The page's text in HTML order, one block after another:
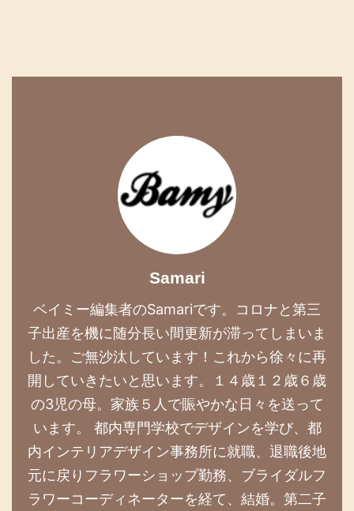
Samari
ベイミー編集者のSamariです。コロナと第三
子出産を機に随分長い間更新が滞ってしまいま
した。ご無沙汰しています！これから徐々に再
開していきたいと思います。１４歳１２歳６歳
の3児の母。家族５人で賑やかな日々を送って
います。 都内専門学校でデザインを学び、都
内インテリアデザイン事務所に就職、退職後地
元に戻りフラワーショップ勤務、ブライダルフ
ラワーコーディネーターを経て、結婚。第二子